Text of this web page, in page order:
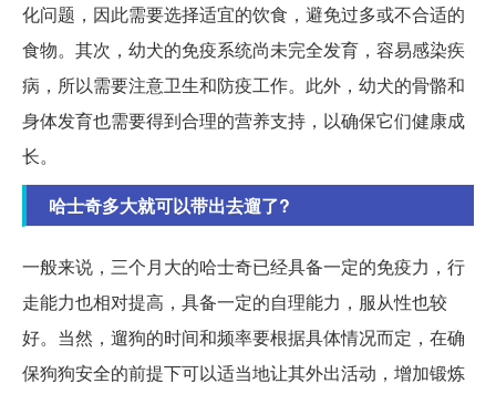
化问题，因此需要选择适宜的饮食，避免过多或不合适的
食物。其次，幼犬的免疫系统尚未完全发育，容易感染疾
病，所以需要注意卫生和防疫工作。此外，幼犬的骨骼和
身体发育也需要得到合理的营养支持，以确保它们健康成
长。
哈士奇多大就可以带出去遛了?
一般来说，三个月大的哈士奇已经具备一定的免疫力，行
走能力也相对提高，具备一定的自理能力，服从性也较
好。当然，遛狗的时间和频率要根据具体情况而定，在确
保狗狗安全的前提下可以适当地让其外出活动，增加锻炼